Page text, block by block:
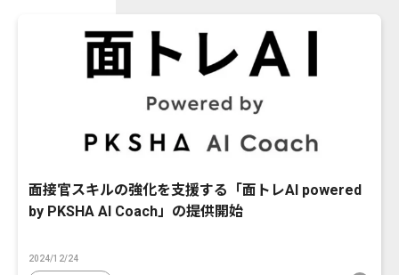
面接官スキルの強化を支援する「面トレAI powered
by PKSHA AI Coach」の提供開始
2024/12/24